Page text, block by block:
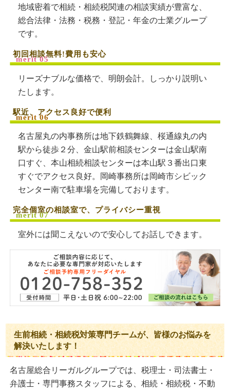
地域密着で相続・相続税関連の相談実績が豊富な、
総合法律・法務・税務・登記・年金の士業グループ
です。
初回相談無料!費用も安心
リーズナブルな価格で、明朗会計。しっかり説明い
たします。
駅近、アクセス良好で便利
名古屋丸の内事務所は地下鉄鶴舞線、桜通線丸の内
駅から徒歩２分、金山駅前相談センターは金山駅南
口すぐ、本山相続相談センターは本山駅３番出口東
すぐでアクセス良好。岡崎事務所は岡崎市シビック
センター南で駐車場を完備しております。
完全個室の相談室で、プライバシー重視
室外には聞こえないので安心してお話しできます。
生前相続・相続税対策専門チームが、皆様のお悩みを
解決いたします！
名古屋総合リーガルグループでは、税理士・司法書士・
弁護士・専門事務スタッフによる、相続・相続税・不動